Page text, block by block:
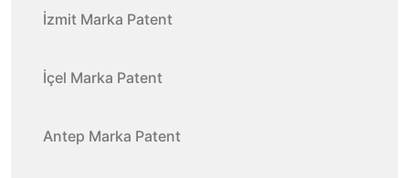
İzmit Marka Patent
İçel Marka Patent
Antep Marka Patent